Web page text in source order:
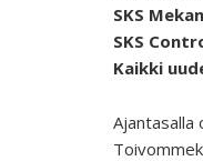
SKS
SKS
Kaikki